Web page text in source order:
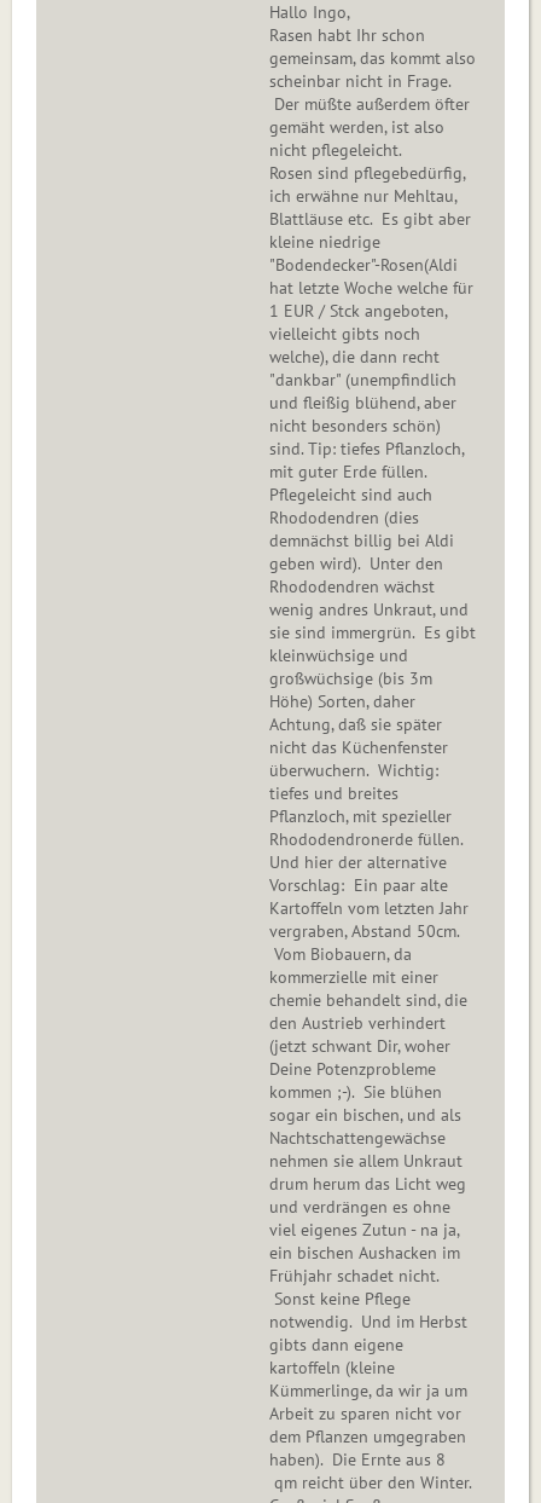
Hallo Ingo,
Rasen habt Ihr schon
gemeinsam, das kommt also
scheinbar nicht in Frage.
Der müßte außerdem öfter
gemäht werden, ist also
nicht pflegeleicht.
Rosen sind pflegebedürfig,
ich erwähne nur Mehltau,
Blattläuse etc. Es gibt aber
kleine niedrige
"Bodendecker"-Rosen(Aldi
hat letzte Woche welche für
1 EUR / Stck angeboten,
vielleicht gibts noch
welche), die dann recht
"dankbar" (unempfindlich
und fleißig blühend, aber
nicht besonders schön)
sind. Tip: tiefes Pflanzloch,
mit guter Erde füllen.
Pflegeleicht sind auch
Rhododendren (dies
demnächst billig bei Aldi
geben wird). Unter den
Rhododendren wächst
wenig andres Unkraut, und
sie sind immergrün. Es gibt
kleinwüchsige und
großwüchsige (bis 3m
Höhe) Sorten, daher
Achtung, daß sie später
nicht das Küchenfenster
überwuchern. Wichtig:
tiefes und breites
Pflanzloch, mit spezieller
Rhododendronerde füllen.
Und hier der alternative
Vorschlag: Ein paar alte
Kartoffeln vom letzten Jahr
vergraben, Abstand 50cm.
Vom Biobauern, da
kommerzielle mit einer
chemie behandelt sind, die
den Austrieb verhindert
(jetzt schwant Dir, woher
Deine Potenzprobleme
kommen ;-). Sie blühen
sogar ein bischen, und als
Nachtschattengewächse
nehmen sie allem Unkraut
drum herum das Licht weg
und verdrängen es ohne
viel eigenes Zutun - na ja,
ein bischen Aushacken im
Frühjahr schadet nicht.
Sonst keine Pflege
notwendig. Und im Herbst
gibts dann eigene
kartoffeln (kleine
Kümmerlinge, da wir ja um
Arbeit zu sparen nicht vor
dem Pflanzen umgegraben
haben). Die Ernte aus 8
qm reicht über den Winter.